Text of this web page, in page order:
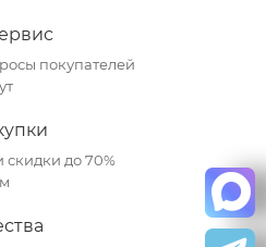
покупателей
до 70%